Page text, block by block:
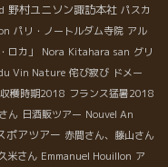
野村ユニソン諏訪本社 パスカ
パリ・ノートルダム寺院 アル
ロカ」 Nora Kitahara san グリ
Vin Nature 侘び寂び ドメー
収穫時期2018 フランス猛暑2018
ん 日酒販ツアー Nouvel An
ポアツアー 赤間さん、藤山さん
米さん Emmanuel Houillon ア